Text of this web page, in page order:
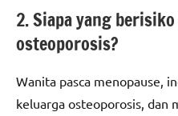
2. Siapa yang
osteoporosis?
Wanita pasca menopause,
keluarga osteoporosis, dan